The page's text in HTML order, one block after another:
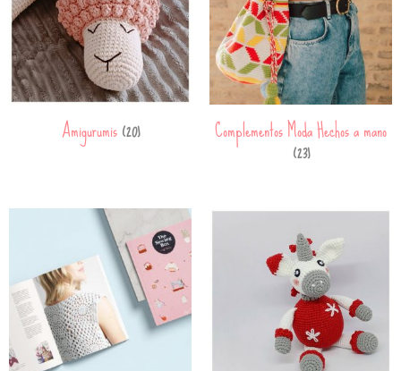
Amigurumis(20) Complementos Moda Hechos a mano
(23)